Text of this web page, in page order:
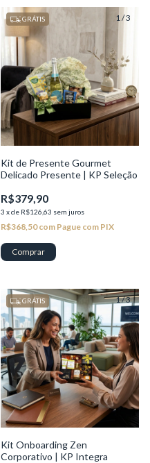
1/3
GRÁTIS
Kit de Presente Gourmet
Delicado Presente | KP Seleção
R$379,90
3 xde R$126,63 sem juros
R$368,50com Pague com PIX
1/3
GRÁTIS
Kit Onboarding Zen
Corporativo | KP Integra